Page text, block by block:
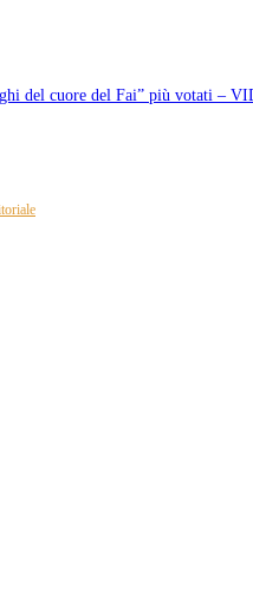
del cuore del Fai” più votati –